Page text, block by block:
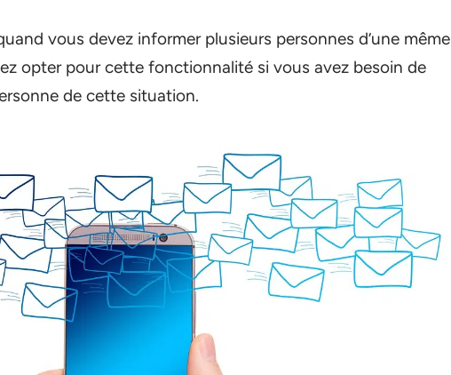
vous devez informer plusieurs personnes d’une même
opter pour cette fonctionnalité si vous avez besoin de
de cette situation.